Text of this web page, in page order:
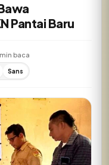
Pantai Baru
baca
Sans
→